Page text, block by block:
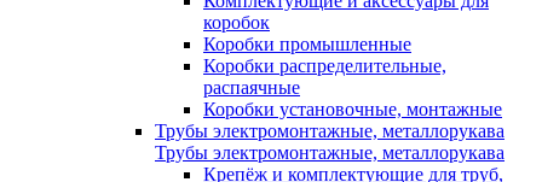
коробок
Коробки промышленные
Коробки распределительные,
распаячные
Коробки установочные, монтажные
Трубы электромонтажные, металлорукава
Трубы электромонтажные, металлорукава
Крепёж и комплектующие для труб,